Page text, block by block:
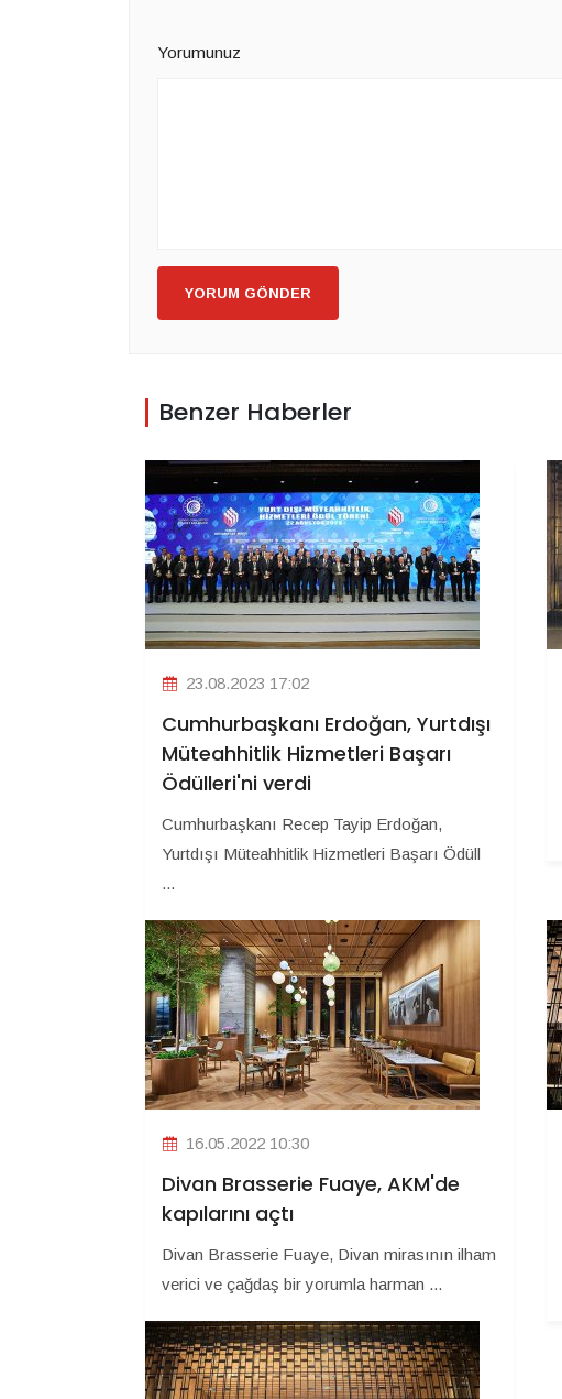
Yorumunuz
YORUM GÖNDER
Benzer Haberler
23.08.2023 17:02
Cumhurbaşkanı Erdoğan, Yurtdışı
Müteahhitlik Hizmetleri Başarı
Ödülleri'ni verdi
Cumhurbaşkanı Recep Tayip Erdoğan,
Yurtdışı Müteahhitlik Hizmetleri Başarı Ödüll
...
16.05.2022 10:30
Divan Brasserie Fuaye, AKM'de
kapılarını açtı
Divan Brasserie Fuaye, Divan mirasının ilham
verici ve çağdaş bir yorumla harman ...